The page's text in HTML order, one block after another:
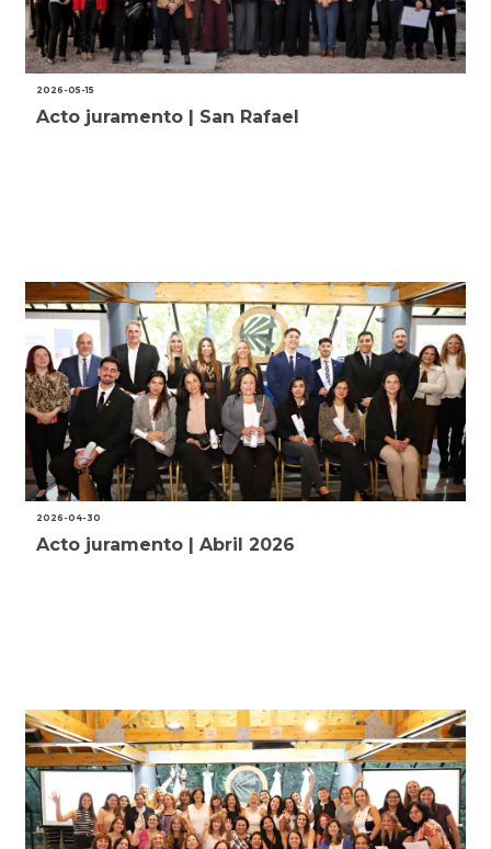
2026-05-15
Acto juramento | San Rafael
2026-04-30
Acto juramento | Abril 2026